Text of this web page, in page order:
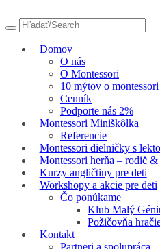
Domov
O nás
O Montessori
10 mýtov o montessori
Cenník
Podporte nás 2%
Montessori Miniškôlka
Referencie
Montessori dielničky s
Montessori herňa – rodič
Kurzy angličtiny pre deti
Workshopy a akcie pre deti
Čo ponúkame
Klub Malý
Požičovňa
Kontakt
Partneri a spolupráca